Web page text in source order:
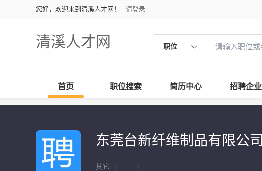
您好，欢迎来到清溪人才网！ 请登录
清溪人才网 职位
首页 职位搜索 简历中心 招聘企业
东莞台新纤维制品有限公司
其它